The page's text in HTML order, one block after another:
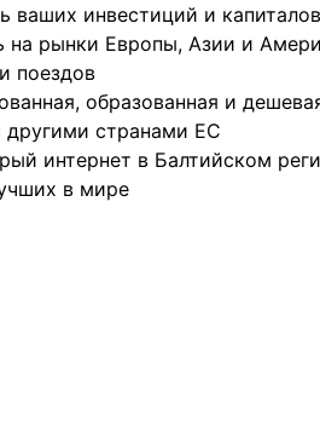
ваших инвестиций и капиталов
на рынки Европы, Азии и
поездов
образованная и
другими странами ЕС
интернет в Балтийском
в мире